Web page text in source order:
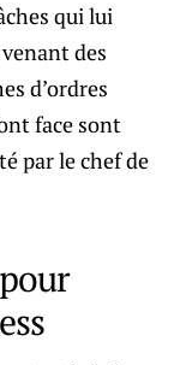
qui lui
des
d’ordres
face sont
par le chef de